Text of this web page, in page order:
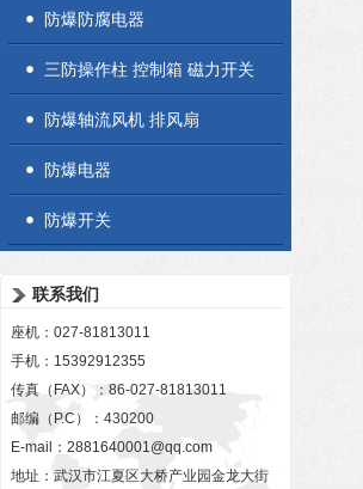
防爆防腐电器
三防操作柱 控制箱 磁力开关
盒
防爆轴流风机 排风扇
防爆电器
防爆开关
联系我们
座机：027-81813011
手机：15392912355
传真（FAX）：86-027-81813011
邮编（P.C）：430200
E-mail： 2881640001@qq.com
地址：武汉市江夏区大桥产业园金龙大街